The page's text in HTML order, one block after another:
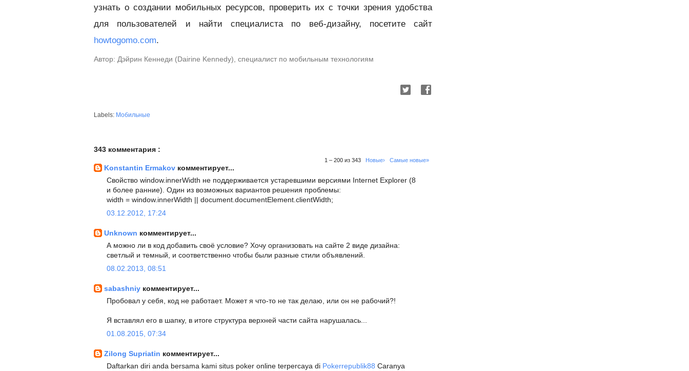
узнать о создании мобильных ресурсов, проверить их с точки зрения удобства
для пользователей и найти специалиста по веб-дизайну, посетите сайт
howtogomo.com.
Автор: Дэйрин Кеннеди (Dairine Kennedy), специалист по мобильным технологиям
Labels: Мобильные
343 комментария :
1 – 200 из 343 Новые› Самые новые»
Konstantin Ermakov комментирует...
Свойство window.innerWidth не поддерживается устаревшими версиями Internet Explorer (8
и более ранние). Один из возможных вариантов решения проблемы:
width = window.innerWidth || document.documentElement.clientWidth;
03.12.2012, 17:24
Unknown комментирует...
А можно ли в код добавить своё условие? Хочу организовать на сайте 2 виде дизайна:
светлый и темный, и соответственно чтобы были разные стили объявлений.
08.02.2013, 08:51
sabashniy комментирует...
Пробовал у себя, код не работает. Может я что-то не так делаю, или он не рабочий?!
Я вставлял его в шапку, в итоге структура верхней части сайта нарушалась...
01.08.2015, 07:34
Zilong Supriatin комментирует...
Daftarkan diri anda bersama kami situs poker online terpercaya di Pokerrepublik88 Caranya